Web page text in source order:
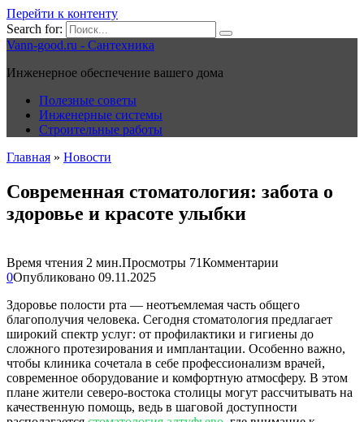
Перейти к контенту
Search for:
Vann-good.ru - Сантехника
Инженерное обеспечение вашего дома
Полезные советы
Инженерные системы
Строительные работы
Главная » Новости
Современная стоматология: забота о
здоровье и красоте улыбки
Время чтения 2 мин.Просмотры 71Комментарии
0Опубликовано 09.11.2025
Здоровье полости рта — неотъемлемая часть общего
благополучия человека. Сегодня стоматология предлагает
широкий спектр услуг: от профилактики и гигиены до
сложного протезирования и имплантации. Особенно важно,
чтобы клиника сочетала в себе профессионализм врачей,
современное оборудование и комфортную атмосферу. В этом
плане жители северо-востока столицы могут рассчитывать на
качественную помощь, ведь в шаговой доступности